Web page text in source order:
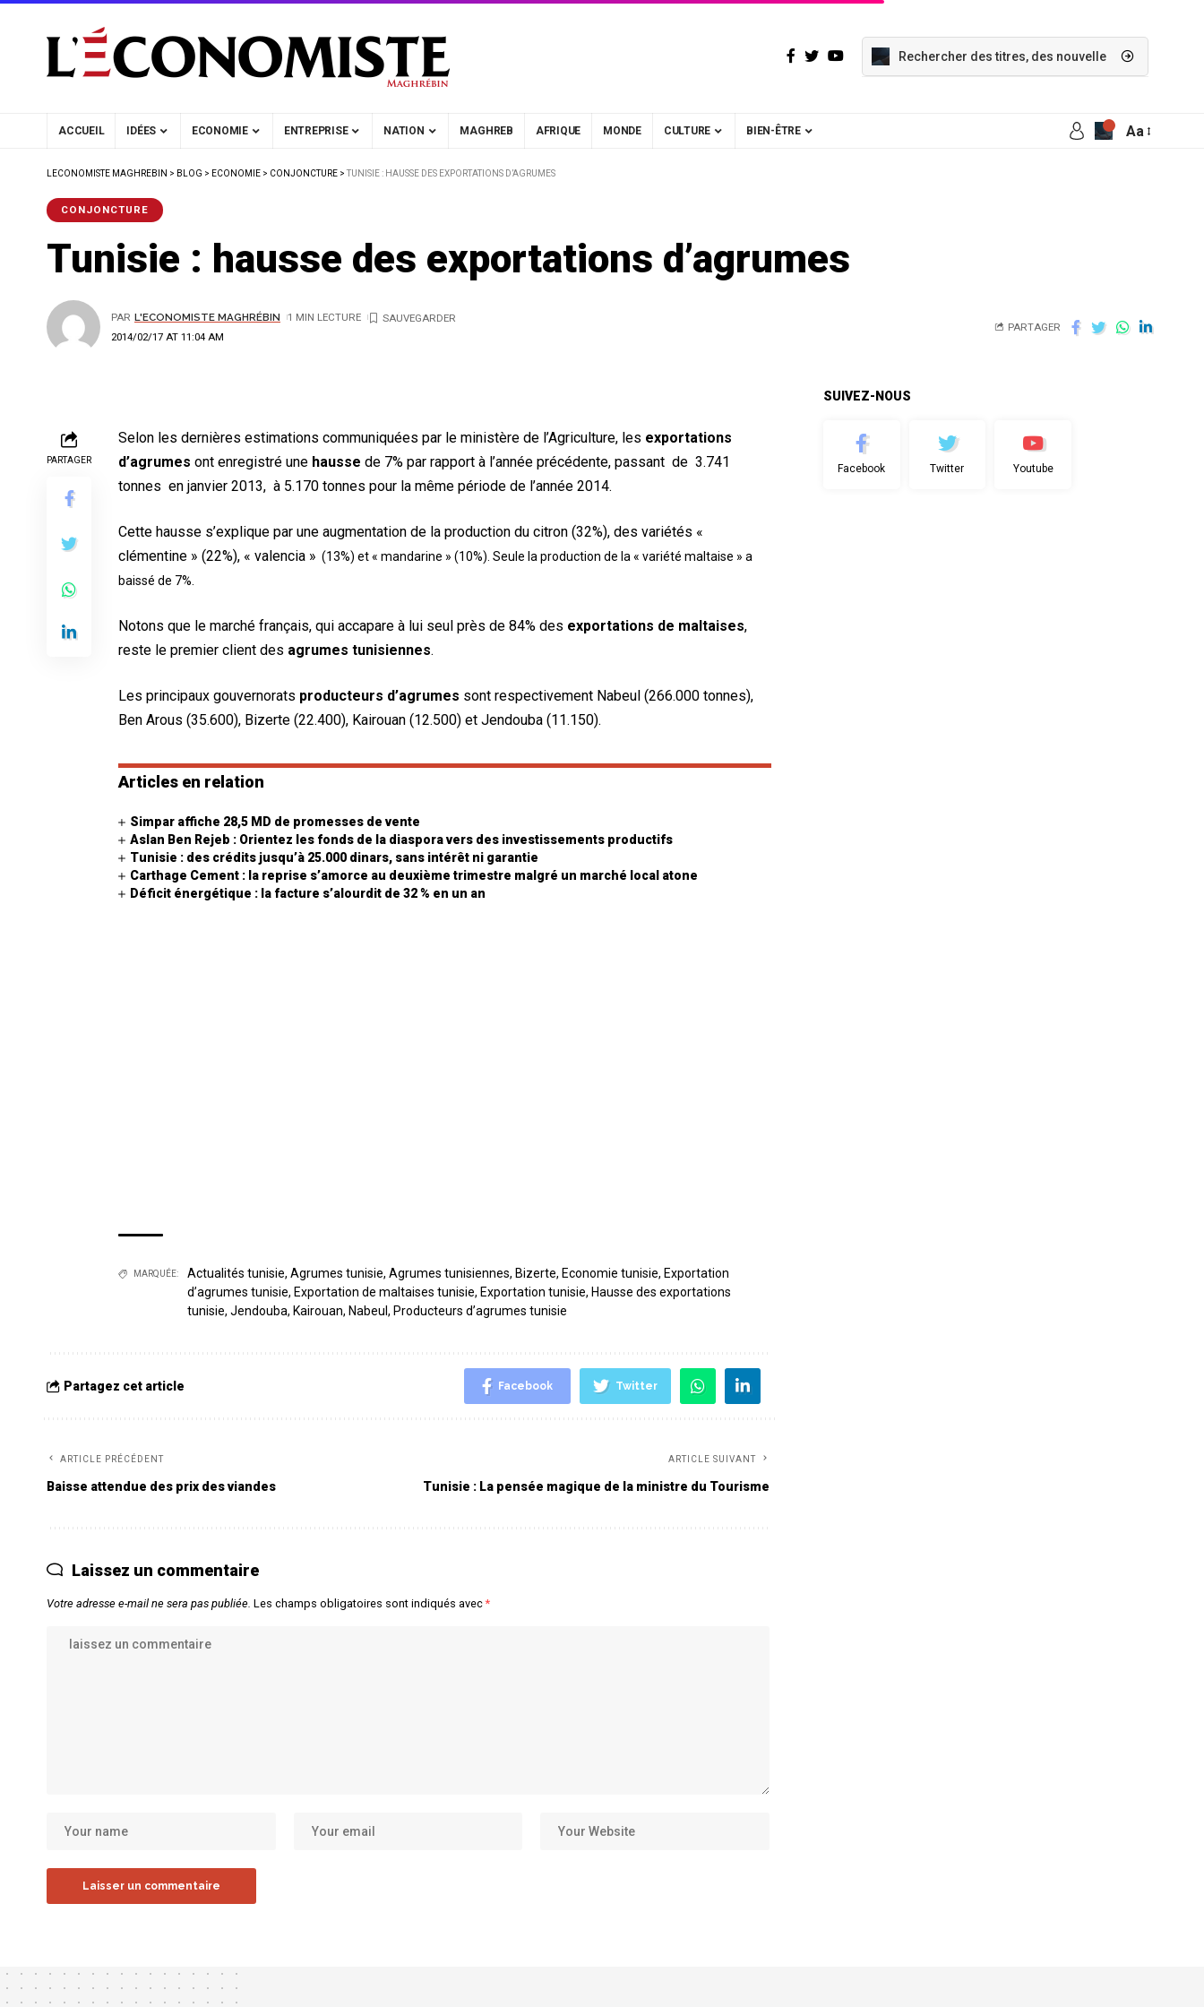
ACCUEIL IDÉES ECONOMIE ENTREPRISE NATION MAGHREB AFRIQUE MONDE CULTURE BIEN-ÊTRE Aa
LECONOMISTE MAGHREBIN > BLOG > ECONOMIE > CONJONCTURE >TUNISIE : HAUSSE DES EXPORTATIONS D’AGRUMES
CONJONCTURE
Tunisie : hausse des exportations d’agrumes
2014/02/17 AT 11:04 AM
PAR L'ECONOMISTE MAGHRÉBIN 1 MIN LECTURE
PARTAGER
PARTAGER
Selon les dernières estimations communiquées par le ministère de l’Agriculture, les exportations
d’agrumes ont enregistré une hausse de 7% par rapport à l’année précédente, passant de 3.741
tonnes en janvier 2013, à 5.170 tonnes pour la même période de l’année 2014.
Cette hausse s’explique par une augmentation de la production du citron (32%), des variétés «
clémentine » (22%), « valencia » (13%) et « mandarine » (10%). Seule la production de la « variété maltaise » a
baissé de 7%.
Notons que le marché français, qui accapare à lui seul près de 84% des exportations de maltaises,
reste le premier client des agrumes tunisiennes.
Les principaux gouvernorats producteurs d’agrumes sont respectivement Nabeul (266.000 tonnes),
Ben Arous (35.600), Bizerte (22.400), Kairouan (12.500) et Jendouba (11.150).
Articles en relation
Simpar affiche 28,5 MD de promesses de vente
Aslan Ben Rejeb : Orientez les fonds de la diaspora vers des investissements productifs
Tunisie : des crédits jusqu’à 25.000 dinars, sans intérêt ni garantie
Carthage Cement : la reprise s’amorce au deuxième trimestre malgré un marché local atone
Déficit énergétique : la facture s’alourdit de 32 % en un an
MARQUÉE: Actualités tunisie, Agrumes tunisie, Agrumes tunisiennes, Bizerte, Economie tunisie, Exportation
d’agrumes tunisie, Exportation de maltaises tunisie, Exportation tunisie, Hausse des exportations
tunisie, Jendouba, Kairouan, Nabeul , Producteurs d’agrumes tunisie
Partagez cet article Facebook Twitter
ARTICLE PRÉCÉDENT
Baisse attendue des prix des viandes
ARTICLE SUIVANT
Tunisie : La pensée magique de la ministre du Tourisme
Laissez un commentaire
Votre adresse e-mail ne sera pas publiée. Les champs obligatoires sont indiqués avec*
SUIVEZ-NOUS
Facebook Twitter Youtube